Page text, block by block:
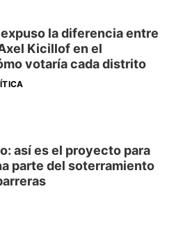
la diferencia entre
Kicillof en el
votaría cada distrito
así es el proyecto para
parte del soterramiento